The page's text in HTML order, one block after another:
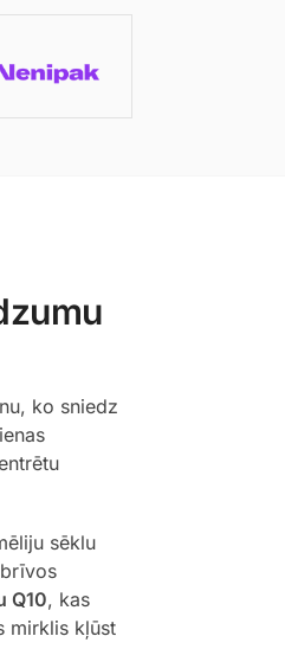
ko sniedz
sēklu
Q10, kas
mirklis kļūst